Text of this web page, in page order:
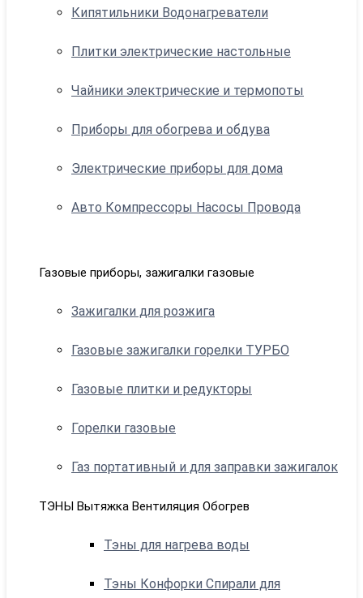
Кипятильники Водонагреватели
Плитки электрические настольные
Чайники электрические и термопоты
Приборы для обогрева и обдува
Электрические приборы для дома
Авто Компрессоры Насосы Провода
Газовые приборы, зажигалки газовые
Зажигалки для розжига
Газовые зажигалки горелки ТУРБО
Газовые плитки и редукторы
Горелки газовые
Газ портативный и для заправки зажигалок
ТЭНЫ Вытяжка Вентиляция Обогрев
Тэны для нагрева воды
Тэны Конфорки Спирали для